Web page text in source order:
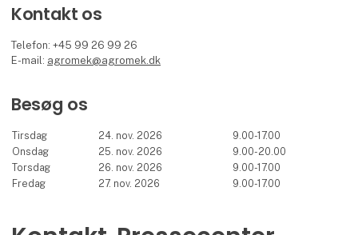
Kontakt os
Telefon: +45 99 26 99 26
E-mail: agromek@agromek.dk
Besøg os
Tirsdag 24. nov. 2026
9.00-17.00
Onsdag
25. nov. 2026
9.00-20.00
Torsdag
26. nov. 2026
9.00-17.00
Fredag
27. nov. 2026 9.00-17.00